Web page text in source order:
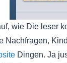
wie Die leser
Nachfragen,
Dingen. Ja